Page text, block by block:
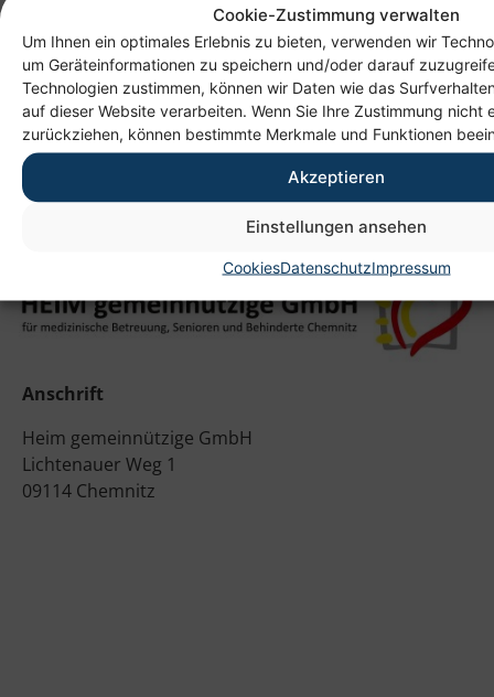
Cookie-Zustimmung verwalten
Um Ihnen ein optimales Erlebnis zu bieten, verwenden wir
um Geräteinformationen zu speichern und/oder darauf
Technologien zustimmen, können wir Daten wie das
auf dieser Website verarbeiten. Wenn Sie Ihre Zustimmung nicht
zurückziehen, können bestimmte Merkmale und Funktionen
Akzeptieren
Einstellungen ansehen
CookiesDatenschutzImpressum
Die Leistung der eigenen Sinne hat danach niemand
mehr als selbstverständlich betrachtet. Dieser Tag hat
allen Spaß gemacht, auch dem Personal! Er hat dazu
beigetragen, wieder etwas bewusster seine Sinne auch
im Alltag wahrzunehmen und damit zu schärfen.
Anschrift
Heim gemeinnützige GmbH
Lichtenauer Weg 1
09114 Chemnitz